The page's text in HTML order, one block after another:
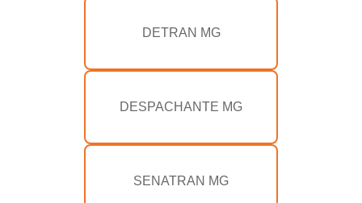
DETRAN MG
DESPACHANTE MG
SENATRAN MG